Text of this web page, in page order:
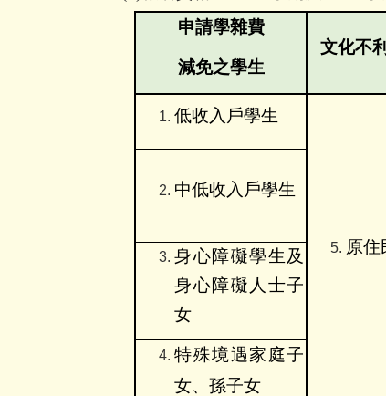
申請學雜費
減免之學生
文化不
低收入戶學生
原住
中低收入戶學生
身心障礙學生及
身心障礙人士子
女
特殊境遇家庭子
女、孫子女